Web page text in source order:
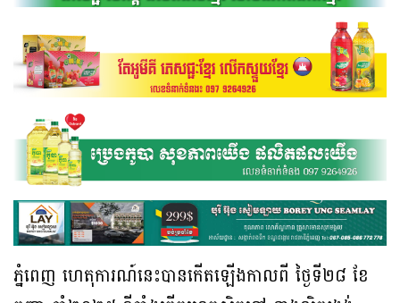
ភ្នំពេញ ហេតុការណ៍នេះបានកើតឡេីងកាលពី ថ្ងៃទី២៨ ខែ